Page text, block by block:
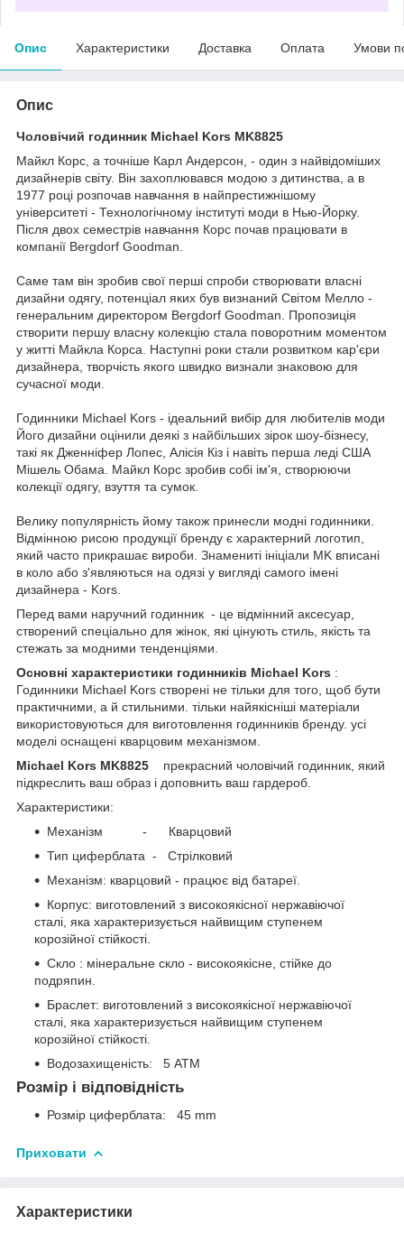
Опис Характеристики Доставка Оплата Умови
Опис
Чоловічий годинник Michael Kors MK8825
Майкл Корс, а точніше Карл Андерсон, - один з найвідоміших
дизайнерів світу. Він захоплювався модою з дитинства, а в
1977 році розпочав навчання в найпрестижнішому
університеті - Технологічному інституті моди в Нью-Йорку.
Після двох семестрів навчання Корс почав працювати в
компанії Bergdorf Goodman.
Саме там він зробив свої перші спроби створювати власні
дизайни одягу, потенціал яких був визнаний Світом Мелло -
генеральним директором Bergdorf Goodman. Пропозиція
створити першу власну колекцію стала поворотним моментом
у житті Майкла Корса. Наступні роки стали розвитком кар'єри
дизайнера, творчість якого швидко визнали знаковою для
сучасної моди.
Годинники Michael Kors - ідеальний вибір для любителів моди
Його дизайни оцінили деякі з найбільших зірок шоу-бізнесу,
такі як Дженніфер Лопес, Алісія Кіз і навіть перша леді США
Мішель Обама. Майкл Корс зробив собі ім'я, створюючи
колекції одягу, взуття та сумок.
Велику популярність йому також принесли модні годинники.
Відмінною рисою продукції бренду є характерний логотип,
який часто прикрашає вироби. Знамениті ініціали MK вписані
в коло або з'являються на одязі у вигляді самого імені
дизайнера - Kors.
Перед вами наручний годинник - це відмінний аксесуар,
створений спеціально для жінок, які цінують стиль, якість та
стежать за модними тенденціями.
Основні характеристики годинників Michael Kors :
Годинники Michael Kors створені не тільки для того, щоб бути
практичними, а й стильними. тільки найякісніші матеріали
використовуються для виготовлення годинників бренду. усі
моделі оснащені кварцовим механізмом.
Michael Kors MK8825 прекрасний чоловічий годинник, який
підкреслить ваш образ і доповнить ваш гардероб.
Характеристики:
Механізм - Кварцовий
Тип циферблата - Стрілковий
Механізм: кварцовий - працює від батареї.
Корпус: виготовлений з високоякісної нержавіючої
сталі, яка характеризується найвищим ступенем
корозійної стійкості.
Скло : мінеральне скло - високоякісне, стійке до
подряпин.
Браслет: виготовлений з високоякісної нержавіючої
сталі, яка характеризується найвищим ступенем
корозійної стійкості.
Водозахищеність: 5 ATM
Розмір і відповідність
Розмір циферблата: 45 mm
Приховати
Характеристики